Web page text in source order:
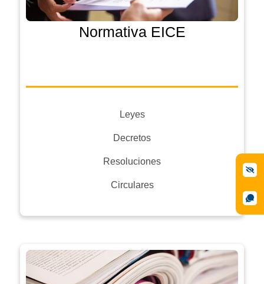
Normativa EICE
Leyes
Decretos
Resoluciones
Circulares